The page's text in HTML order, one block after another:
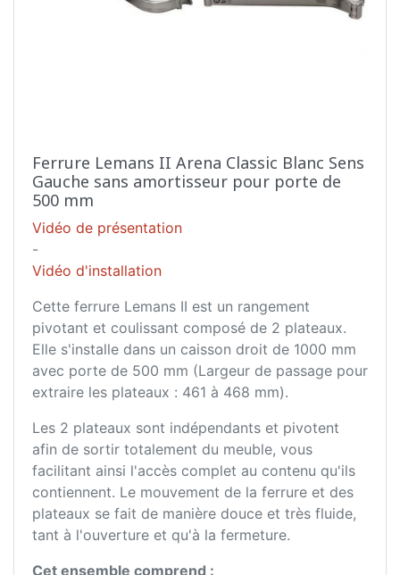
Ferrure Lemans II Arena Classic Blanc Sens
Gauche sans amortisseur pour porte de
500 mm
Vidéo de présentation
-
Vidéo d'installation
Cette ferrure Lemans II est un rangement
pivotant et coulissant composé de 2 plateaux.
Elle s'installe dans un caisson droit de 1000 mm
avec porte de 500 mm (Largeur de passage pour
extraire les plateaux : 461 à 468 mm).
Les 2 plateaux sont indépendants et pivotent
afin de sortir totalement du meuble, vous
facilitant ainsi l'accès complet au contenu qu'ils
contiennent. Le mouvement de la ferrure et des
plateaux se fait de manière douce et très fluide,
tant à l'ouverture et qu'à la fermeture.
Cet ensemble comprend :